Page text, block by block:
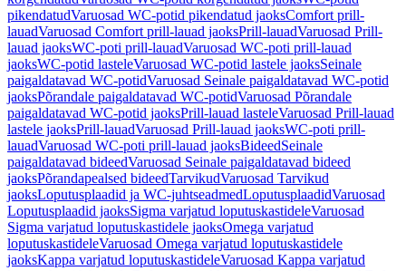
pikendatudVaruosad WC-potid pikendatud jaoksComfort prill-
lauadVaruosad Comfort prill-lauad jaoksPrill-lauadVaruosad Prill-
lauad jaoksWC-poti prill-lauadVaruosad WC-poti prill-lauad
jaoksWC-potid lasteleVaruosad WC-potid lastele jaoksSeinale
paigaldatavad WC-potidVaruosad Seinale paigaldatavad WC-potid
jaoksPõrandale paigaldatavad WC-potidVaruosad Põrandale
paigaldatavad WC-potid jaoksPrill-lauad lasteleVaruosad Prill-lauad
lastele jaoksPrill-lauadVaruosad Prill-lauad jaoksWC-poti prill-
lauadVaruosad WC-poti prill-lauad jaoksBideedSeinale
paigaldatavad bideedVaruosad Seinale paigaldatavad bideed
jaoksPõrandapealsed bideedTarvikudVaruosad Tarvikud
jaoksLoputusplaadid ja WC-juhtseadmedLoputusplaadidVaruosad
Loputusplaadid jaoksSigma varjatud loputuskastideleVaruosad
Sigma varjatud loputuskastidele jaoksOmega varjatud
loputuskastideleVaruosad Omega varjatud loputuskastidele
jaoksKappa varjatud loputuskastideleVaruosad Kappa varjatud